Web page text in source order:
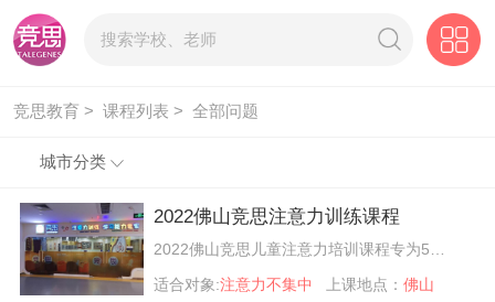
竞思教育 > 课程列表 > 全部问题
城市分类
2022佛山竞思注意力训练课程
2022佛山竞思儿童注意力培训课程专为5-12岁孩子研发，采用国际上先进的科学脑电生物反馈技术进行注意力训练，由电子学、教育学、教育心理学专家共同分析定制专属提升方案。通过科学的方法指导和国内外先进的育儿理念，全方位提升孩子注意力问题。
适合对象:注意力不集中 上课地点： 佛山